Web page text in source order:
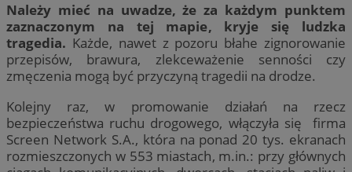
Należy mieć na uwadze, że za każdym punktem
zaznaczonym na tej mapie, kryje się ludzka
tragedia. Każde, nawet z pozoru błahe zignorowanie
przepisów, brawura, zlekceważenie senności czy
zmęczenia mogą być przyczyną tragedii na drodze.
Kolejny raz, w promowanie działań na rzecz
bezpieczeństwa ruchu drogowego, włączyła się firma
Screen Network S.A., która na ponad 20 tys. ekranach
rozmieszczonych w 553 miastach, m.in.: przy głównych